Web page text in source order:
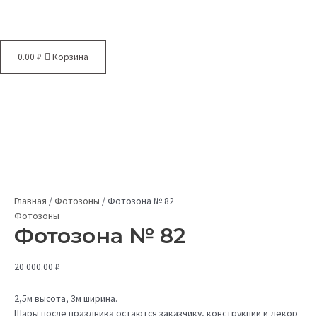
0.00 ₽ Корзина
Главная /Фотозоны /Фотозона № 82
Фотозоны
Фотозона № 82
20 000.00 ₽
2,5м высота, 3м ширина.
Шары после праздника остаются заказчику, конструкции и декор